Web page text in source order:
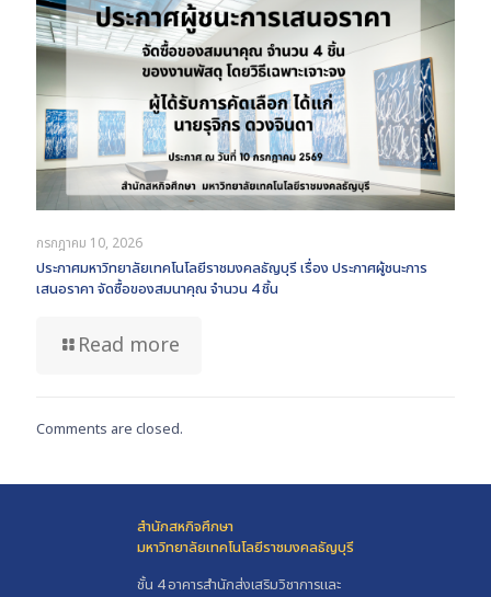
กรกฎาคม 10, 2026
ประกาศมหาวิทยาลัยเทคโนโลยีราชมงคลธัญบุรี เรื่อง ประกาศผู้ชนะการ
เสนอราคา จัดซื้อของสมนาคุณ จำนวน 4 ชิ้น
Read more
Comments are closed.
สำนักสหกิจศึกษา
มหาวิทยาลัยเทคโนโลยีราชมงคลธัญบุรี
ชั้น 4 อาคารสำนักส่งเสริมวิชาการและ